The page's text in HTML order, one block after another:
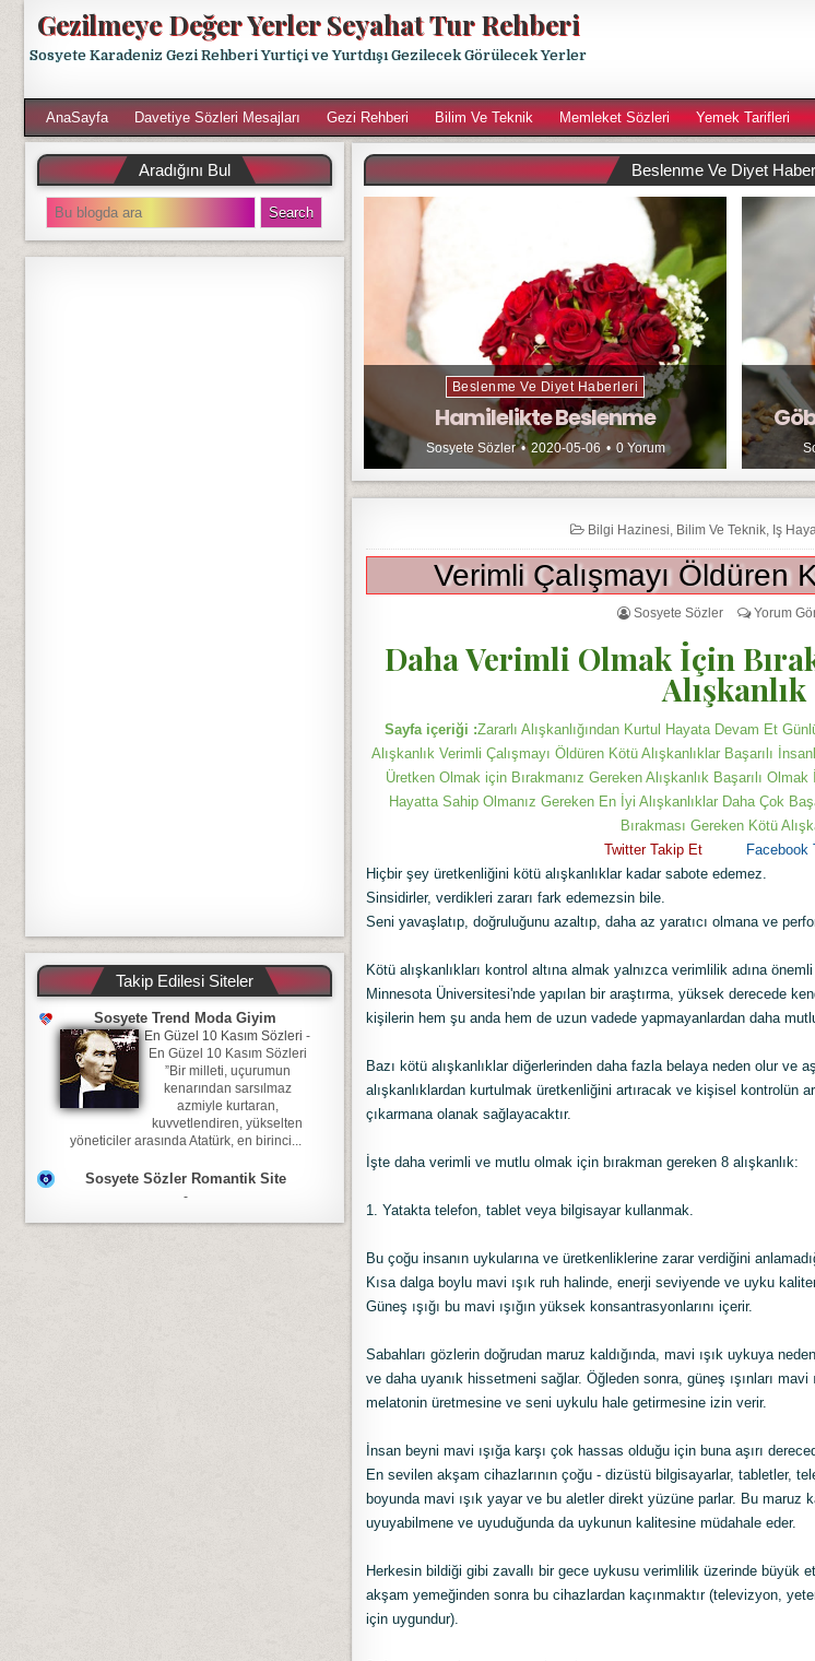
Gezilmeye Değer Yerler Seyahat Tur Rehberi
Sosyete Karadeniz Gezi Rehberi Yurtiçi ve Yurtdışı Gezilecek Görülecek Yerler
AnaSayfa Davetiye Sözleri Mesajları Gezi Rehberi Bilim Ve Teknik Memleket Sözleri Yemek Tarifleri
Beslenme Ve Diyet
Beslenme Ve Diyet Haberleri
Hamilelikte Beslenme
Sosyete Sözler 2020-05-06 0 Yorum
Bilgi Hazinesi, Bilim Ve Teknik, Iş
Verimli Çalışmayı Öldüren
Sosyete Sözler Yorum
Daha Verimli Olmak İçin
Alışkanlık
Sayfa içeriği :Zararlı Alışkanlığından Kurtul Hayata Devam Et‎
Alışkanlık Verimli Çalışmayı Öldüren Kötü Alışkanlıklar Başarılı
Üretken Olmak için Bırakmanız Gereken Alışkanlık Başarılı
Hayatta Sahip Olmanız Gereken En İyi Alışkanlıklar Daha Çok
Bırakması Gereken Kötü
Twitter Takip Et
Facebook
Hiçbir şey üretkenliğini kötü alışkanlıklar kadar sabote edemez.
Sinsidirler, verdikleri zararı fark edemezsin bile.
Seni yavaşlatıp, doğruluğunu azaltıp, daha az yaratıcı olmana ve
Kötü alışkanlıkları kontrol altına almak yalnızca verimlilik adına önemli
Minnesota Üniversitesi'nde yapılan bir araştırma, yüksek derecede
kişilerin hem şu anda hem de uzun vadede yapmayanlardan daha
Bazı kötü alışkanlıklar diğerlerinden daha fazla belaya neden olur ve
alışkanlıklardan kurtulmak üretkenliğini artıracak ve kişisel kontrolün
çıkarmana olanak sağlayacaktır.
İşte daha verimli ve mutlu olmak için bırakman gereken 8 alışkanlık:
1. Yatakta telefon, tablet veya bilgisayar kullanmak.
Bu çoğu insanın uykularına ve üretkenliklerine zarar verdiğini
Kısa dalga boylu mavi ışık ruh halinde, enerji seviyende ve uyku
Güneş ışığı bu mavi ışığın yüksek konsantrasyonlarını içerir.
Sabahları gözlerin doğrudan maruz kaldığında, mavi ışık uykuya
ve daha uyanık hissetmeni sağlar. Öğleden sonra, güneş ışınları mavi
melatonin üretmesine ve seni uykulu hale getirmesine izin verir.
İnsan beyni mavi ışığa karşı çok hassas olduğu için buna aşırı
En sevilen akşam cihazlarının çoğu - dizüstü bilgisayarlar, tabletler,
boyunda mavi ışık yayar ve bu aletler direkt yüzüne parlar. Bu maruz
uyuyabilmene ve uyuduğunda da uykunun kalitesine müdahale eder.
Herkesin bildiği gibi zavallı bir gece uykusu verimlilik üzerinde büyük
akşam yemeğinden sonra bu cihazlardan kaçınmaktır (televizyon,
için uygundur).
Aradığını Bul
S
e
Takip Edilesi Siteler
Sosyete Trend Moda Giyim
En Güzel 10 Kasım Sözleri -
En Güzel 10 Kasım Sözleri
”Bir milleti, uçurumun
kenarından sarsılmaz
azmiyle kurtaran,
kuvvetlendiren, yükselten
yöneticiler arasında Atatürk, en birinci...
Sosyete Sözler Romantik Site
-